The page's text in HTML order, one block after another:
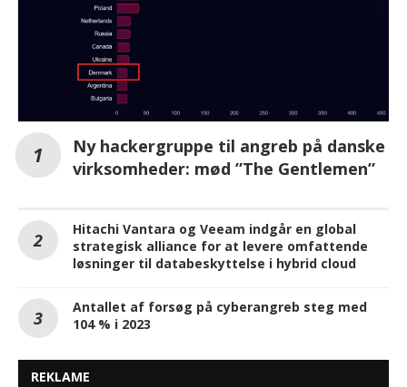
Ny hackergruppe til angreb på danske
virksomheder: mød ”The Gentlemen”
Hitachi Vantara og Veeam indgår en global
strategisk alliance for at levere omfattende
løsninger til databeskyttelse i hybrid cloud
Antallet af forsøg på cyberangreb steg med
104 % i 2023
REKLAME